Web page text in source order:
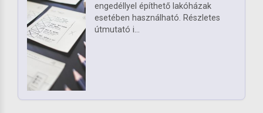
engedéllyel építhető lakóházak
esetében használható. Részletes
útmutató i...